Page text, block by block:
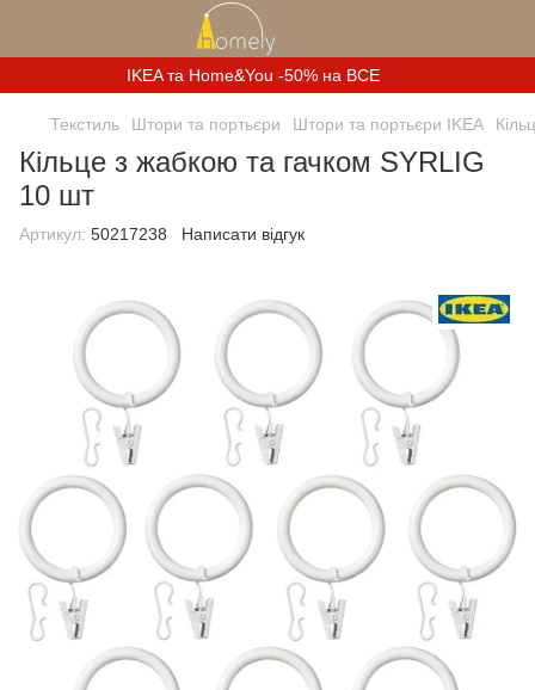
IKEA та Home&You -50% на ВСЕ
Текстиль Штори та портьєри Штори та портьєри IKEA
Кільце з жабкою та гачком SYRLIG
10 шт
Артикул: 50217238 Написати відгук